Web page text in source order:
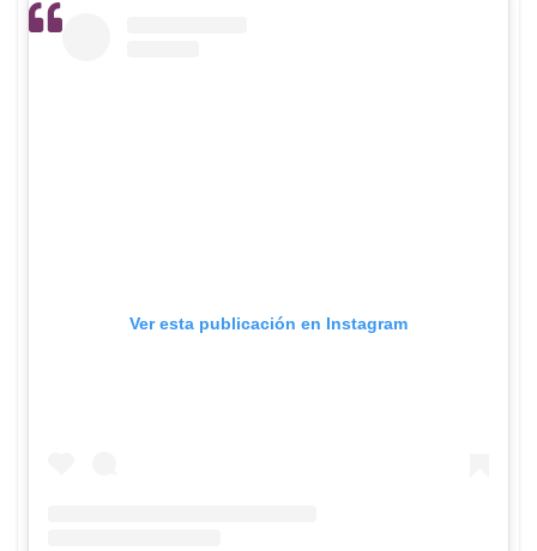
Ver esta publicación en Instagram